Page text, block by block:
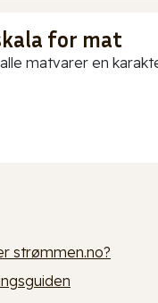
for mat
matvarer en
strømmen.no?